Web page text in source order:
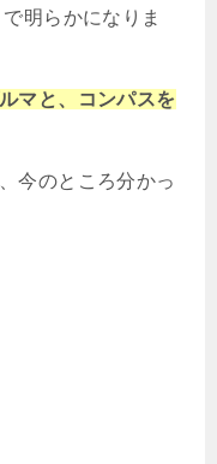
明らかになりま
マと、コンパスを
今のところ分かっ